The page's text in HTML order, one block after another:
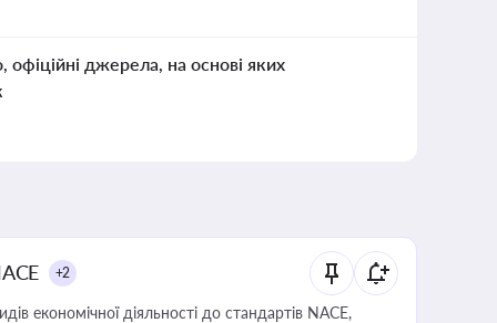
офіційні джерела, на основі яких
+2
економічної діяльності до стандартів NACE,